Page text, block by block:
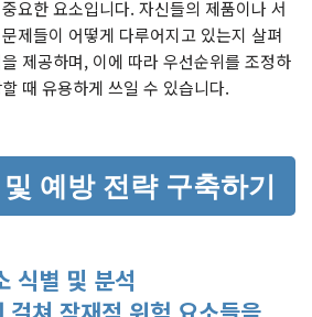
요한 요소입니다. 자신들의 제품이나 서
제들이 어떻게 다루어지고 있는지 살펴
제공하며, 이에 따라 우선순위를 조정하
때 유용하게 쓰일 수 있습니다.
예방 전략 구축하기
식별 및 분석